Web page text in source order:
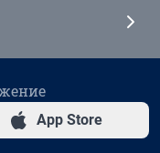
App Store